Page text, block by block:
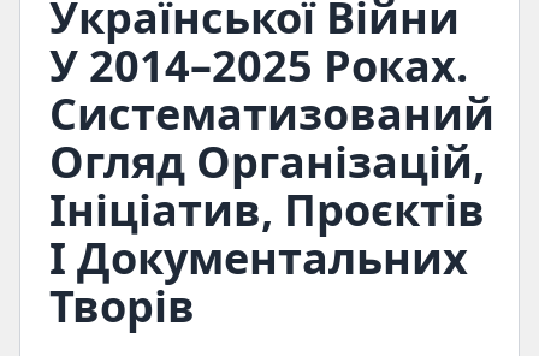
Української Війни
У 2014–2025 Роках.
Систематизований
Огляд Організацій,
Ініціатив, Проєктів
І Документальних
Творів